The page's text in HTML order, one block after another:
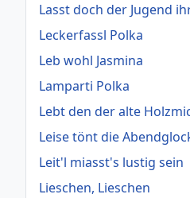
Lasst doch der Jugend
Leckerfassl Polka
Leb wohl Jasmina
Lamparti Polka
Lebt den der alte
Leise tönt die
Leit'l miasst's lustig sein
Lieschen, Lieschen